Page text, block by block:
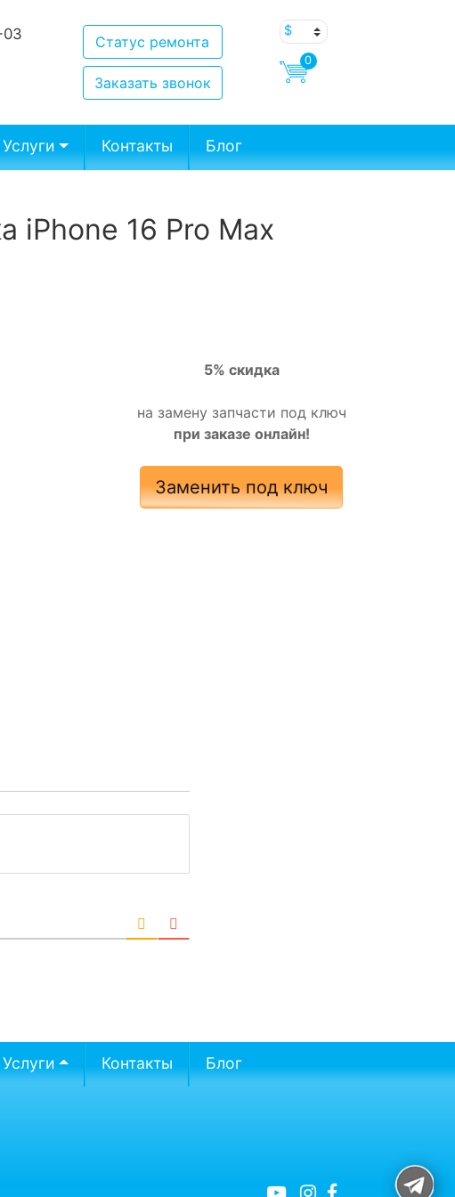
Статус ремонта
Заказать звонок
0
Услуги Контакты Блог
iPhone 16 Pro Max
5% скидка
на замену запчасти под ключ
при заказе онлайн!
Заменить под ключ
Услуги Контакты Блог